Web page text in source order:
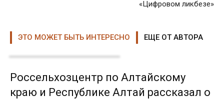
«Цифровом ликбезе»
ЭТО МОЖЕТ БЫТЬ ИНТЕРЕСНО ЕЩЕ ОТ АВТОРА
Россельхозцентр по Алтайскому
краю и Республике Алтай рассказал о